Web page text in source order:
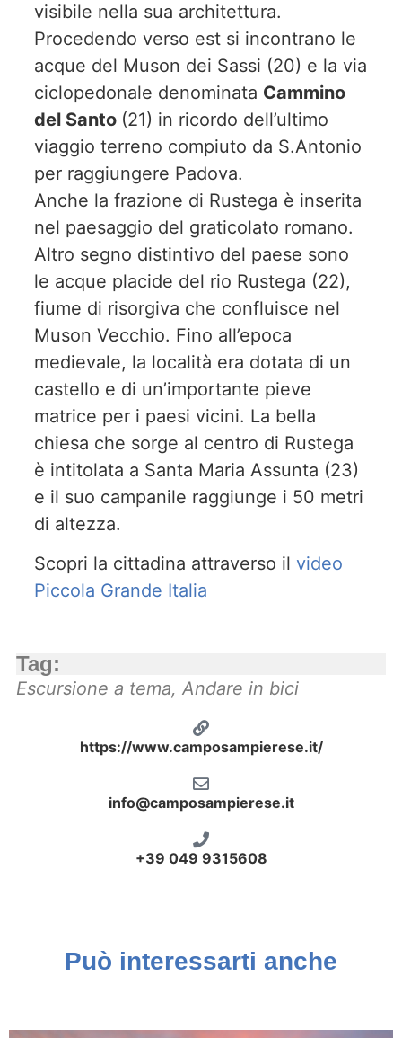
visibile nella sua architettura.
Procedendo verso est si incontrano le
acque del Muson dei Sassi (20) e la via
ciclopedonale denominata Cammino
del Santo (21) in ricordo dell’ultimo
viaggio terreno compiuto da S.Antonio
per raggiungere Padova.
Anche la frazione di Rustega è inserita
nel paesaggio del graticolato romano.
Altro segno distintivo del paese sono
le acque placide del rio Rustega (22),
fiume di risorgiva che confluisce nel
Muson Vecchio. Fino all’epoca
medievale, la località era dotata di un
castello e di un’importante pieve
matrice per i paesi vicini. La bella
chiesa che sorge al centro di Rustega
è intitolata a Santa Maria Assunta (23)
e il suo campanile raggiunge i 50 metri
di altezza.
Scopri la cittadina attraverso il video
Piccola Grande Italia
Tag:
Escursione a tema, Andare in bici
https://www.camposampierese.it/
info@camposampierese.it
+39 049 9315608
Può interessarti anche